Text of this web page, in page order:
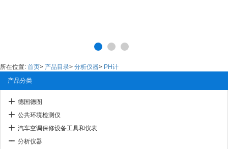
所在位置: 首页> 产品目录> 分析仪器> PH计
产品分类
德国德图
公共环境检测仪
汽车空调保修设备工具和仪表
分析仪器